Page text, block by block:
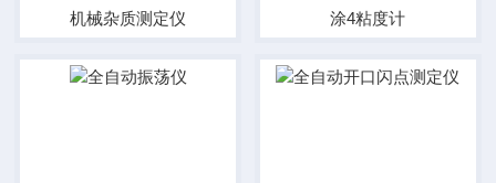
机械杂质测定仪 涂4粘度计